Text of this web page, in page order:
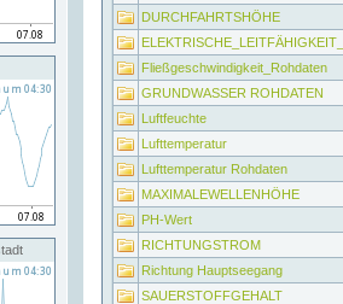
DURCHFAHRTSHÖHE
Fließgeschwindigkeit_Rohdaten
GRUNDWASSER ROHDATEN
Luftfeuchte
Lufttemperatur
Lufttemperatur Rohdaten
MAXIMALEWELLENHÖHE
PH-Wert
RICHTUNGSTROM
Richtung Hauptseegang
SAUERSTOFFGEHALT